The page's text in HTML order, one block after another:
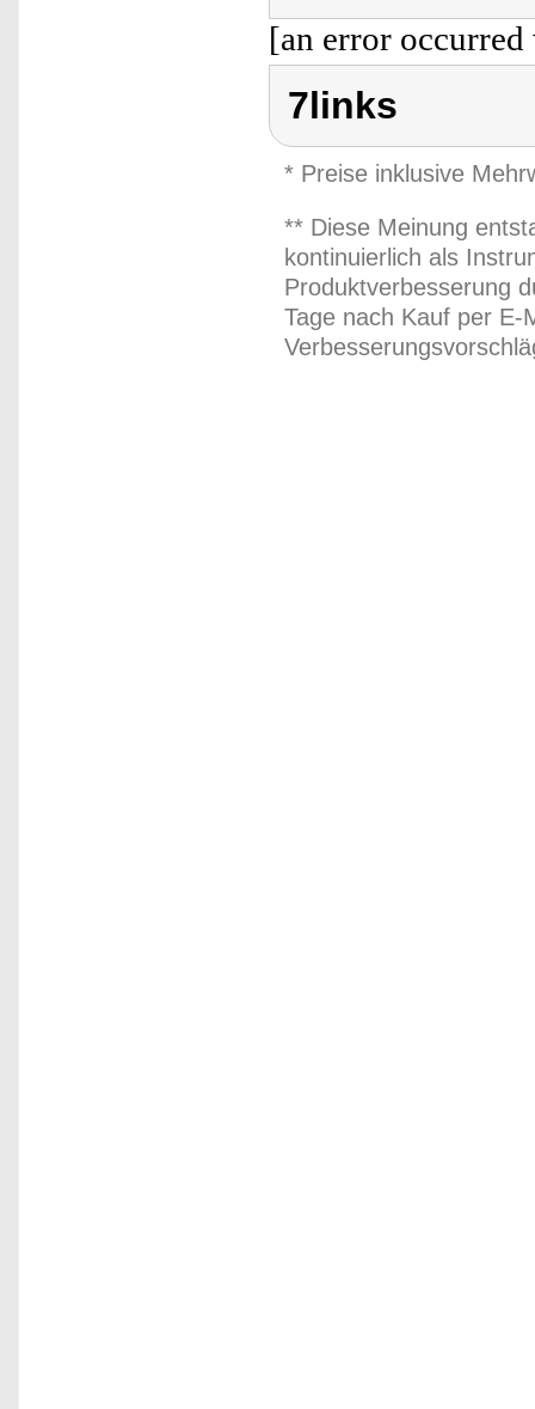
[an error
7links
* Preise inklusive
** Diese Meinung
kontinuierlich als
Produktverbesserung
Tage nach Kauf per E-